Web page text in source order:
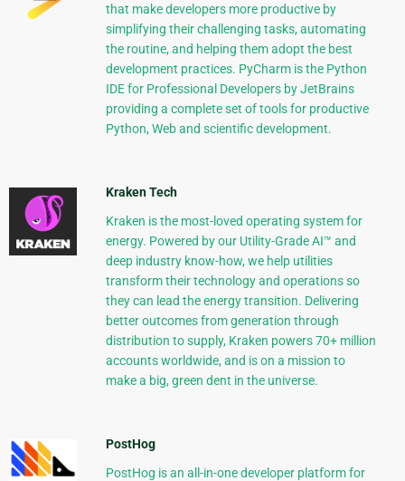
that make developers more productive by
simplifying their challenging tasks, automating
the routine, and helping them adopt the best
development practices. PyCharm is the Python
IDE for Professional Developers by JetBrains
providing a complete set of tools for productive
Python, Web and scientific development.
Kraken Tech
Kraken is the most-loved operating system for
energy. Powered by our Utility-Grade AI™ and
deep industry know-how, we help utilities
transform their technology and operations so
they can lead the energy transition. Delivering
better outcomes from generation through
distribution to supply, Kraken powers 70+ million
accounts worldwide, and is on a mission to
make a big, green dent in the universe.
PostHog
PostHog is an all-in-one developer platform for